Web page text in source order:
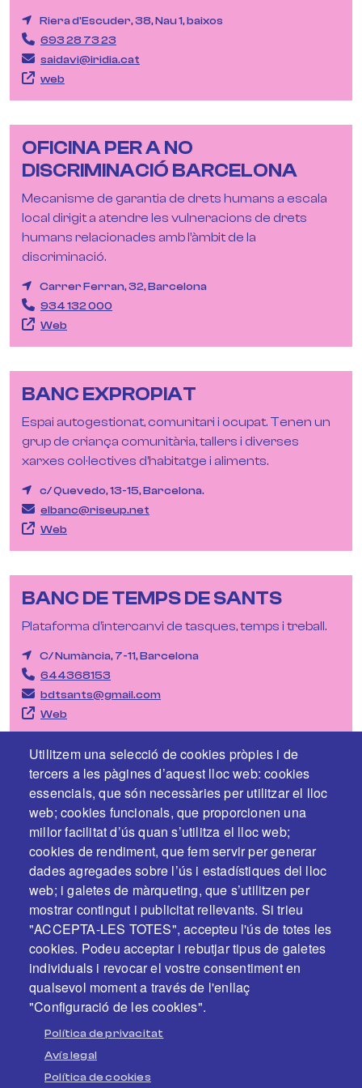
Riera d'Escuder, 38, Nau 1, baixos
693 28 73 23
saidavi@iridia.cat
web
OFICINA PER A NO
DISCRIMINACIÓ BARCELONA
Mecanisme de garantia de drets humans a escala
local dirigit a atendre les vulneracions de drets
humans relacionades amb l’àmbit de la
discriminació.
Carrer Ferran, 32, Barcelona
934 132 000
Web
BANC EXPROPIAT
Espai autogestionat, comunitari i ocupat. Tenen un
grup de criança comunitària, tallers i diverses
xarxes col·lectives d’habitatge i aliments.
c/ Quevedo, 13-15, Barcelona.
elbanc@riseup.net
Web
BANC DE TEMPS DE SANTS
Plataforma d’intercanvi de tasques, temps i treball.
C/ Numància, 7-11, Barcelona
644368153
bdtsants@gmail.com
Web
En col·laboració i amb el suport de:
Utilitzem una selecció de cookies pròpies i de
tercers a les pàgines d’aquest lloc web: cookies
essencials, que són necessàries per utilitzar el lloc
web; cookies funcionals, que proporcionen una
millor facilitat d’ús quan s’utilitza el lloc web;
cookies de rendiment, que fem servir per generar
dades agregades sobre l’ús i estadístiques del lloc
web; i galetes de màrqueting, que s’utilitzen per
mostrar contingut i publicitat rellevants. Si trieu
"ACCEPTA-LES TOTES", accepteu l'ús de totes les
cookies. Podeu acceptar i rebutjar tipus de galetes
individuals i revocar el vostre consentiment en
qualsevol moment a través de l'enllaç
"Configuració de les cookies".
Política de privacitat
Avís legal
Política de cookies